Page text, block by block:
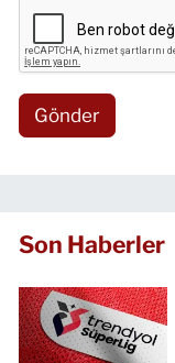
Gönder
Son Haberler